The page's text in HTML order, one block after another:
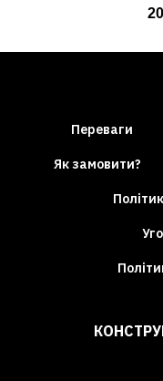
Переваги
Як замовити?